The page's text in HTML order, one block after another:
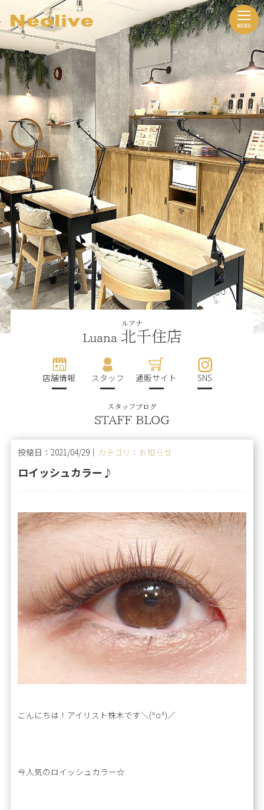
ルアナ
Luana 北千住店
店舗情報 スタッフ 通販サイト SNS
スタッフブログ
STAFF BLOG
投稿日：2021/04/29｜ カテゴリ：お知らせ
ロイッシュカラー♪
こんにちは！アイリスト株木です＼(^o^)／
今人気のロイッシュカラー☆